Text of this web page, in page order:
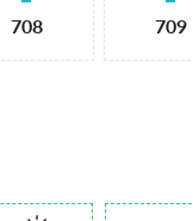
708 709